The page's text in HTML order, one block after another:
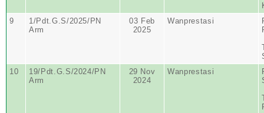
9
1/Pdt.G.S/2025/PN
Arm
03 Feb
2025
Wanprestasi
10
19/Pdt.G.S/2024/PN
Arm
29 Nov
2024
Wanprestasi